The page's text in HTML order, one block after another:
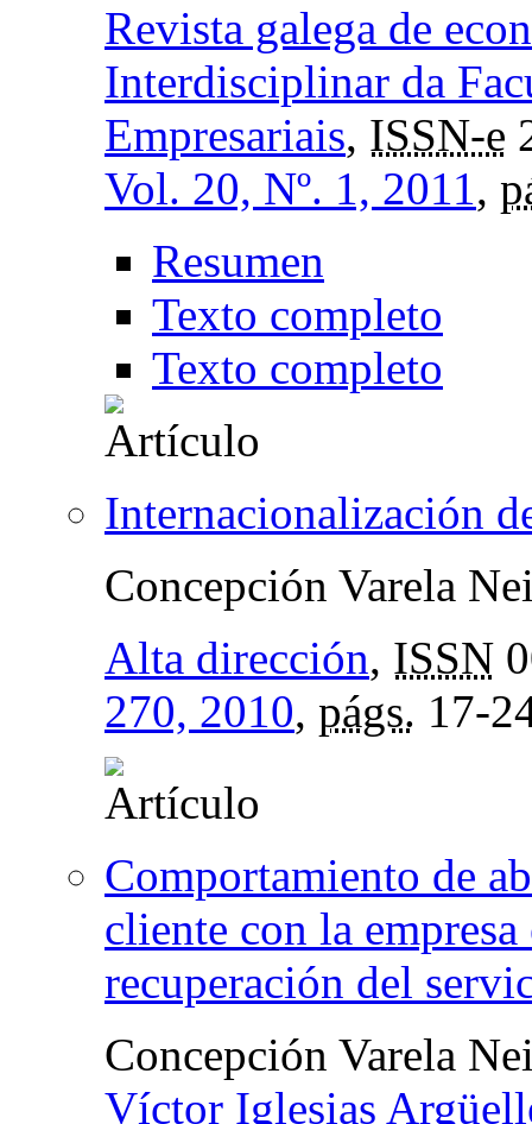
Revista galega de
Interdisciplinar da
Empresariais, ISSN-e
Vol. 20, Nº. 1, 2011,
Resumen
Texto completo
Texto completo
Internacionalización
Concepción Varela
Alta dirección, ISSN
270, 2010, págs. 17-
Comportamiento de
cliente con la
recuperación del
Concepción Varela
Víctor Iglesias